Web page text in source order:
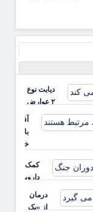
دیابت نوع
۲ عوارض
یائسگی را
تشدید می
با افزایش
خطر ابتلا
هستند
کمک‌های
کشور به
ایران در
درمان
از «یک